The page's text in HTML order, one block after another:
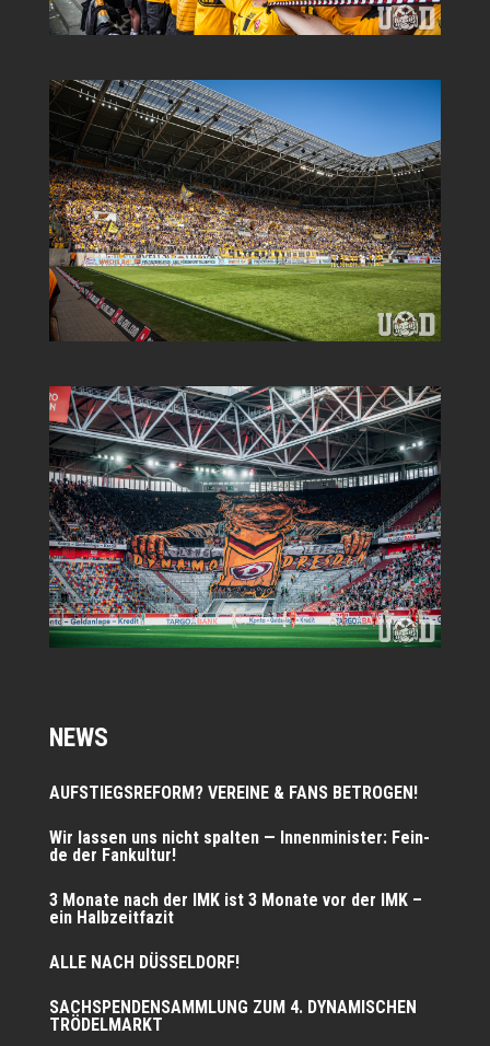
NEWS
AUFSTIEGSREFORM? VEREINE & FANS BETROGEN!
Wir las­sen uns nicht spal­ten — Innen­mi­nis­ter: Fein­
de der Fankultur!
3 Mona­te nach der IMK ist 3 Mona­te vor der IMK –
ein Halbzeitfazit
ALLE NACH DÜSSELDORF!
SACHSPENDENSAMMLUNG ZUM 4. DYNAMISCHEN
TRÖDELMARKT